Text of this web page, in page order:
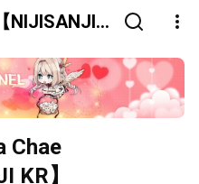
NIJISANJI
Chae
KR】